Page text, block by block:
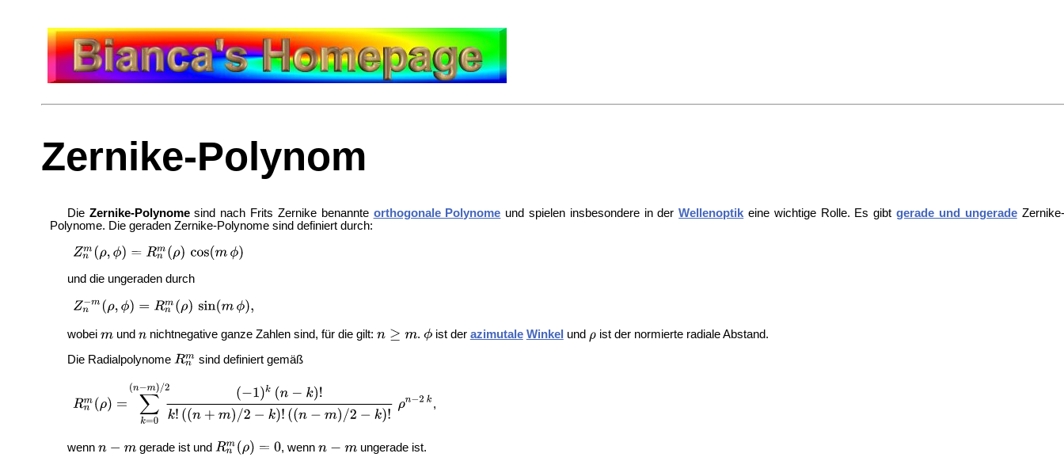
Zernike-Polynom
Die Zernike-Polynomesind nach Frits Zernike benannte orthogonale Polynome und spielen insbesondere in derWellenoptik eine wichtige Rolle. Es gibtgerade und ungeradeZernike-
Polynome. Die geraden Zernike-Polynome sind definiert durch:
und die ungeraden durch
wobei und nichtnegative ganze Zahlen sind, für die gilt: . ist der azimutale Winkel und
ist der normierte radiale Abstand.
Die Radialpolynome
sind definiert gemäß
,
wenn gerade ist und , wenn ungerade ist.